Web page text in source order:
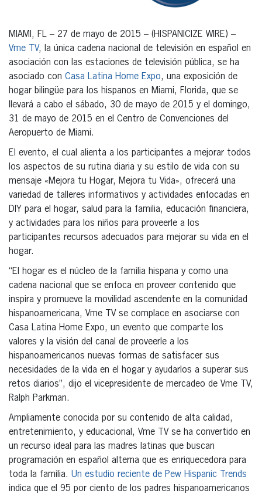
MIAMI, FL – 27 de mayo de 2015 – (HISPANICIZE WIRE) –
Vme TV, la única cadena nacional de televisión en español en
asociación con las estaciones de televisión pública, se ha
asociado con Casa Latina Home Expo, una exposición de
hogar bilingüe para los hispanos en Miami, Florida, que se
llevará a cabo el sábado, 30 de mayo de 2015 y el domingo,
31 de mayo de 2015 en el Centro de Convenciones del
Aeropuerto de Miami.
El evento, el cual alienta a los participantes a mejorar todos
los aspectos de su rutina diaria y su estilo de vida con su
mensaje «Mejora tu Hogar, Mejora tu Vida», ofrecerá una
variedad de talleres informativos y actividades enfocadas en
DIY para el hogar, salud para la familia, educación financiera,
y actividades para los niños para proveerle a los
participantes recursos adecuados para mejorar su vida en el
hogar.
“El hogar es el núcleo de la familia hispana y como una
cadena nacional que se enfoca en proveer contenido que
inspira y promueve la movilidad ascendente en la comunidad
hispanoamericana, Vme TV se complace en asociarse con
Casa Latina Home Expo, un evento que comparte los
valores y la visión del canal de proveerle a los
hispanoamericanos nuevas formas de satisfacer sus
necesidades de la vida en el hogar y ayudarlos a superar sus
retos diarios”, dijo el vicepresidente de mercadeo de Vme TV,
Ralph Parkman.
Ampliamente conocida por su contenido de alta calidad,
entretenimiento, y educacional, Vme TV se ha convertido en
un recurso ideal para las madres latinas que buscan
programación en español alterna que es enriquecedora para
toda la familia. Un estudio reciente de Pew Hispanic Trends
indica que el 95 por ciento de los padres hispanoamericanos